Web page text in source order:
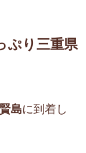
ぷり三重県
島に到着し